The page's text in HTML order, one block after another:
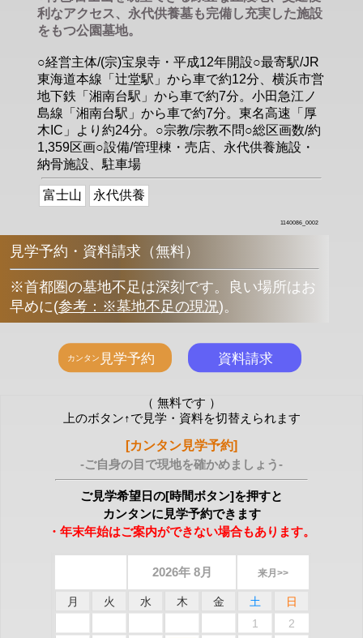
利なアクセス、永代供養墓も完備し充実した施設
をもつ公園墓地。
○経営主体/(宗)宝泉寺・平成12年開設○最寄駅/JR
東海道本線「辻堂駅」から車で約12分、横浜市営
地下鉄「湘南台駅」から車で約7分。小田急江ノ
島線「湘南台駅」から車で約7分。東名高速「厚
木IC」より約24分。○宗教/宗教不問○総区画数/約
1,359区画○設備/管理棟・売店、永代供養施設・
納骨施設、駐車場
富士山 永代供養
1140086_0002
見学予約・資料請求（無料）
※首都圏の墓地不足は深刻です。良い場所はお
早めに(参考：※墓地不足の現況)。
（ 無料です ）
上のボタン↑で見学・資料を切替えられます
[カンタン見学予約]
-ご自身の目で現地を確かめましょう-
ご見学希望日の[時間ボタン]を押すと
カンタンに見学予約できます
・年末年始はご案内ができない場合もあります。
2026年 8月 来月>>
月 火 水 木 金 土
日
1
2